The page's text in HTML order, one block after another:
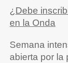
¿Debe
en la Onda
Semana
abierta por la